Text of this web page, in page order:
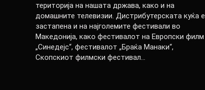
територија на нашата држава, како и на
домашните телевизии. Дистрибутерската куќа е
застапена и на најголемите фестивали во
Македонија, како фестивалот на Европски филм
„Синедејс“, фестивалот „Браќа Манаки“,
Скопскиот филмски фестивал…